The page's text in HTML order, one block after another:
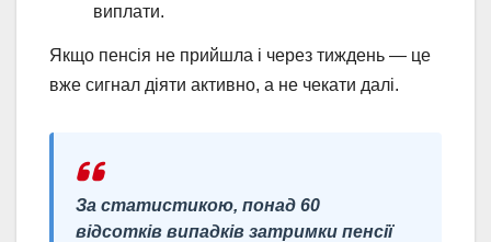
виплати.
Якщо пенсія не прийшла і через тиждень — це
вже сигнал діяти активно, а не чекати далі.
За статистикою, понад 60
відсотків випадків затримки пенсії